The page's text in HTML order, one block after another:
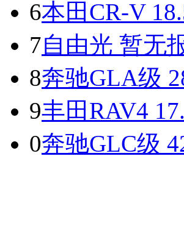
6本田CR-V
7自由光 暂无
8奔驰GLA级
9丰田RAV4
0奔驰GLC级